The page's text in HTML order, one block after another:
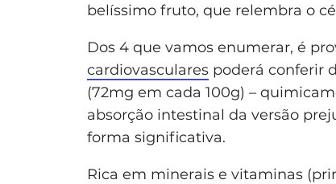
belíssimo fruto, que relembra o
Dos 4 que vamos enumerar, é
cardiovasculares poderá conferir
(72mg em cada 100g) –
absorção intestinal da versão
forma significativa.
Rica em minerais e vitaminas